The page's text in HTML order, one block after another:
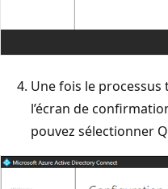
Une fois le
l’écran de
pouvez sélectionner